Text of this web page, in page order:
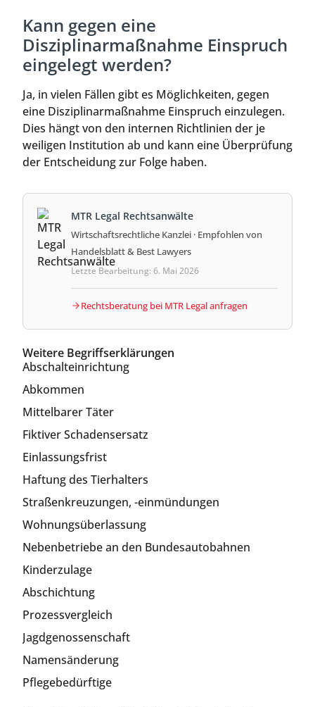
Kann gegen eine
Disziplinarmaßnahme Einspruch
eingelegt werden?
Ja, in vielen Fällen gibt es Möglichkeiten, gegen
eine Disziplinarmaßnahme Einspruch einzulegen.
Dies hängt von den internen Richtlinien der je
weiligen Institution ab und kann eine Überprüfung
der Entscheidung zur Folge haben.
MTR Legal Rechtsanwälte
Wirtschaftsrechtliche Kanzlei · Empfohlen von
Handelsblatt & Best Lawyers
Letzte Bearbeitung: 6. Mai 2026
Rechtsberatung bei MTR Legal anfragen
Weitere Begriffserklärungen
Abschalteinrichtung
Abkommen
Mittelbarer Täter
Fiktiver Schadensersatz
Einlassungsfrist
Haftung des Tierhalters
Straßenkreuzungen, -einmündungen
Wohnungsüberlassung
Nebenbetriebe an den Bundesautobahnen
Kinderzulage
Abschichtung
Prozessvergleich
Jagdgenossenschaft
Namensänderung
Pflegebedürftige